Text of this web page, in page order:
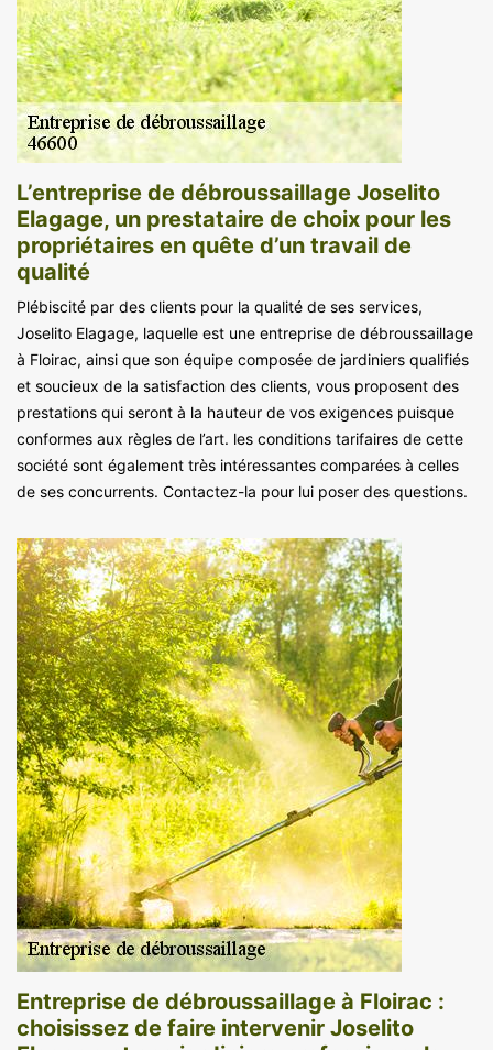
L’entreprise de débroussaillage Joselito
Elagage, un prestataire de choix pour les
propriétaires en quête d’un travail de
qualité
Plébiscité par des clients pour la qualité de ses services,
Joselito Elagage, laquelle est une entreprise de débroussaillage
à Floirac, ainsi que son équipe composée de jardiniers qualifiés
et soucieux de la satisfaction des clients, vous proposent des
prestations qui seront à la hauteur de vos exigences puisque
conformes aux règles de l’art. les conditions tarifaires de cette
société sont également très intéressantes comparées à celles
de ses concurrents. Contactez-la pour lui poser des questions.
Entreprise de débroussaillage à Floirac :
choisissez de faire intervenir Joselito